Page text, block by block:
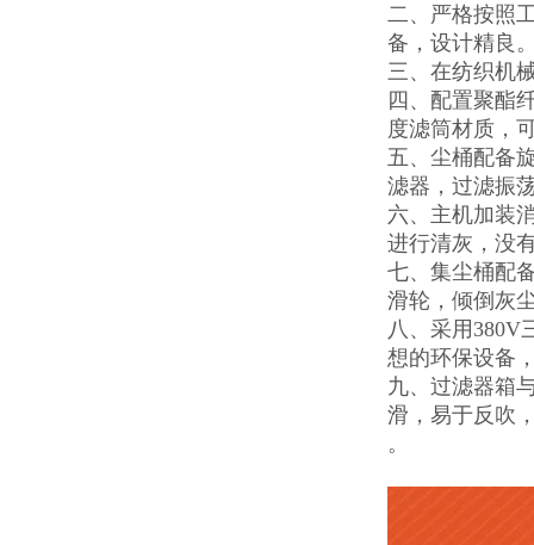
二、严格按照
备，设计精良
三、在纺织机
四、配置聚酯
度滤筒材质，
五、尘桶配备
滤器，过滤振
六、主机加装
进行清灰，没
七、集尘桶配
滑轮，倾倒灰
八、采用380V
想的环保设备
九、过滤器箱
滑，易于反吹
。